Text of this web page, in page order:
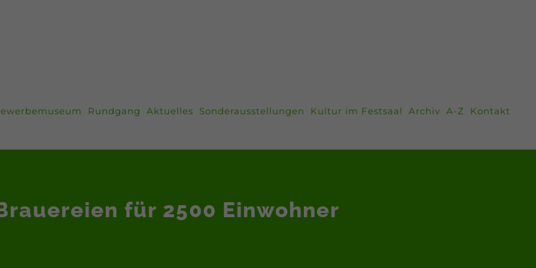
Rundgang Aktuelles Sonderausstellungen Kultur im Festsaal Archiv A-Z Kontakt
für 2500 Einwohner